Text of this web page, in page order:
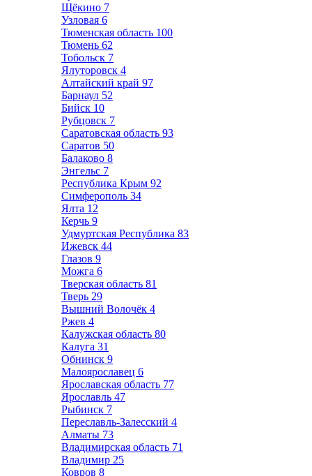
Щёкино 7
Узловая 6
Тюменская область 100
Тюмень 62
Тобольск 7
Ялуторовск 4
Алтайский край 97
Барнаул 52
Бийск 10
Рубцовск 7
Саратовская область 93
Саратов 50
Балаково 8
Энгельс 7
Республика Крым 92
Симферополь 34
Ялта 12
Керчь 9
Удмуртская Республика 83
Ижевск 44
Глазов 9
Можга 6
Тверская область 81
Тверь 29
Вышний Волочёк 4
Ржев 4
Калужская область 80
Калуга 31
Обнинск 9
Малоярославец 6
Ярославская область 77
Ярославль 47
Рыбинск 7
Переславль-Залесский 4
Алматы 73
Владимирская область 71
Владимир 25
Ковров 8